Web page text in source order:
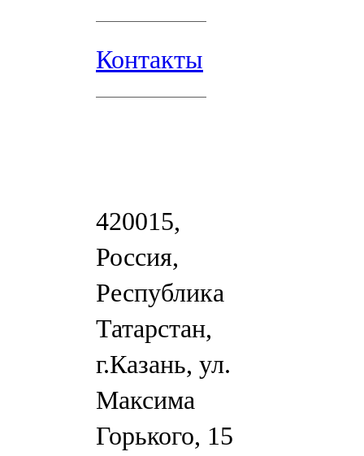
Контакты
420015,
Россия,
Республика
Татарстан,
г.Казань, ул.
Максима
Горького, 15